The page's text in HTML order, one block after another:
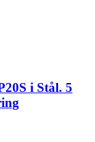
i Stål. 5